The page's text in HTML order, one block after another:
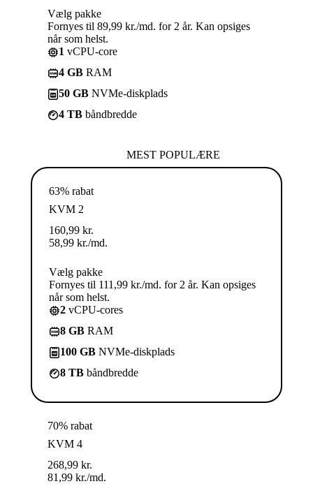
Vælg pakke
Fornyes til 89,99 kr./md. for 2 år. Kan opsiges
når som helst.
1 vCPU-core
4 GB RAM
50 GB NVMe-diskplads
4 TB båndbredde
MEST POPULÆRE
63% rabat
KVM 2
160,99 kr.
58,99 kr./md.
Vælg pakke
Fornyes til 111,99 kr./md. for 2 år. Kan opsiges
når som helst.
2 vCPU-cores
8 GB RAM
100 GB NVMe-diskplads
8 TB båndbredde
70% rabat
KVM 4
268,99 kr.
81,99 kr./md.